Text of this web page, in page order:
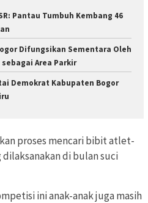
Pantau Tumbuh Kembang 46
Difungsikan Sementara Oleh
Area Parkir
Demokrat Kabupaten Bogor
proses mencari bibit atlet-
di bulan suci
ini anak-anak juga masih